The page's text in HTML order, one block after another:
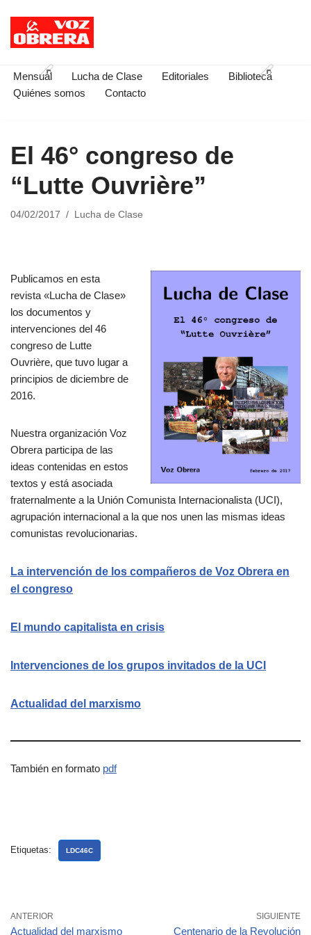
Saltar
contenido
Mensual Lucha de Clase Editoriales
Biblioteca
Quiénes somos
Contacto
El 46° congreso de
“Lutte Ouvrière”
04/02/2017 Lucha de Clase
Publicamos en esta
revista «Lucha de Clase»
los documentos y
intervenciones del 46
congreso de Lutte
Ouvrière, que tuvo lugar a
principios de diciembre de
2016.
Nuestra organización Voz
Obrera participa de las
ideas contenidas en estos
textos y está asociada
fraternalmente a la Unión Comunista Internacionalista (UCI),
agrupación internacional a la que nos unen las mismas ideas
comunistas revolucionarias.
La intervención de los compañeros de Voz Obrera en
el congreso
El mundo capitalista en crisis
Intervenciones de los grupos invitados de la UCI
Actualidad del marxismo
También en formato pdf
Etiquetas: LDC46C
ANTERIOR
Actualidad del marxismo
SIGUIENTE
Centenario de la Revolución